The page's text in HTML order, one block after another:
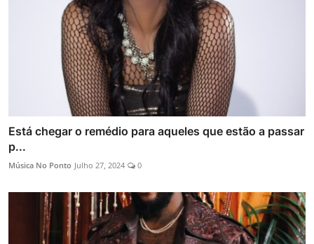
Está chegar o remédio para aqueles que estão a passar
p...
Música No Ponto Julho 27, 2024 0